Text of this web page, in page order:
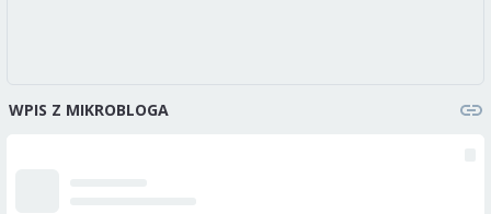
WPIS Z MIKROBLOGA